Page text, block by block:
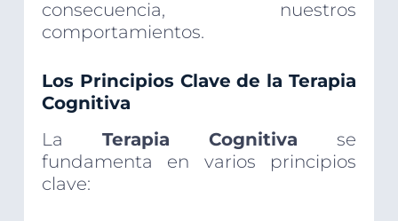
consecuencia, nuestros
comportamientos.
Los Principios Clave de la Terapia
Cognitiva
La Terapia Cognitiva se
fundamenta en varios principios
clave: